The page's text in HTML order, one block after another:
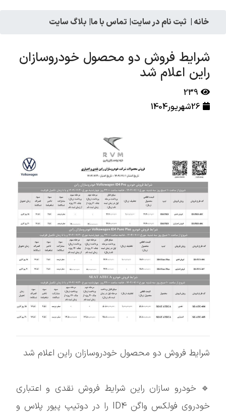
خانه | ثبت نام در سایت| تماس با ما| بلاگ سایت
شرایط فروش دو محصول خودروسازان
راین اعلام شد
239
26شهریور1404
شرایط فروش دو محصول خودروسازان راین اعلام شد
🔹 خودرو سازان راین شرایط فروش نقدی و اعتباری
خودروی فولکس واگن ID4 را در دوتیپ پیور پلاس و